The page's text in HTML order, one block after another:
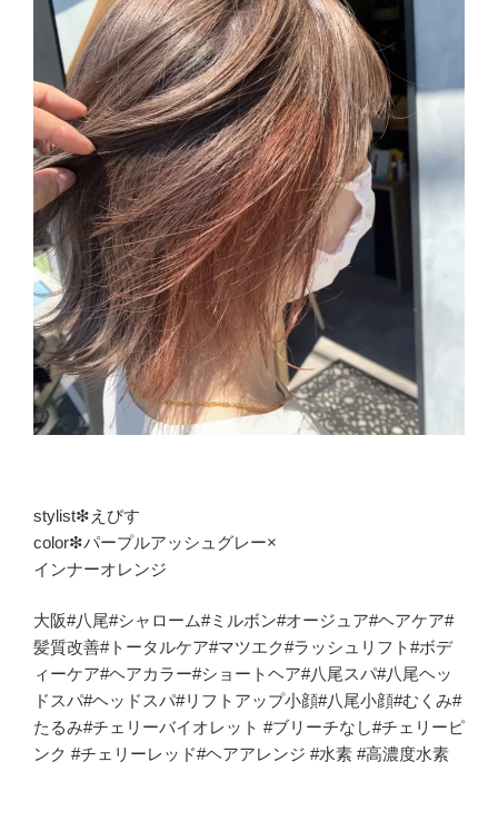
stylist❇えびす
color❇パープルアッシュグレー×
インナーオレンジ
大阪#八尾#シャローム#ミルボン#オージュア#ヘアケア#
髪質改善#トータルケア#マツエク#ラッシュリフト#ボデ
ィーケア#ヘアカラー#ショートヘア#八尾スパ#八尾ヘッ
ドスパ#ヘッドスパ#リフトアップ小顔#八尾小顔#むくみ#
たるみ#チェリーバイオレット #ブリーチなし#チェリーピ
ンク #チェリーレッド#ヘアアレンジ #水素 #高濃度水素